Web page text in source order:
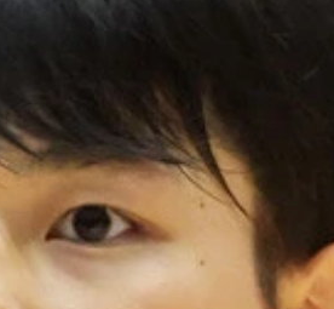
の日本代表の主力として活躍が期待
ードで獲得。渡邊にはスター選手
ト（左）と信頼関係を築いた渡邊